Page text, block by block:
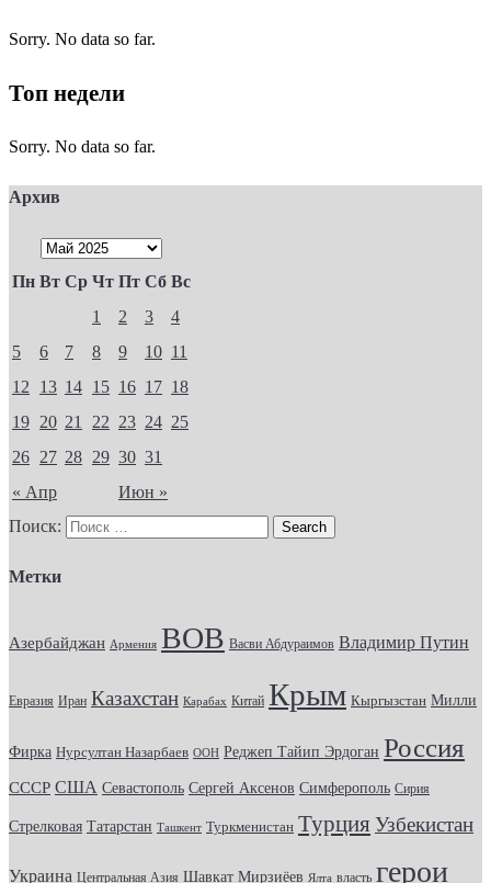
Sorry. No data so far.
Топ недели
Sorry. No data so far.
Архив
Пн Вт Ср Чт Пт Сб Вс
« Апр Июн »
1 2 3
4
5
6 7 8 9 10 11
12
13 14 15 16 17 18
19 20 21 22 23 24 25
26 27 28 29 30 31
Поиск:
Метки
Азербайджан Армения ВОВ Васви Абдураимов Владимир Путин
Евразия Иран Казахстан Карабах Китай Крым Кыргызстан Милли
Фирка Нурсултан Назарбаев ООН Реджеп Тайип Эрдоган Россия
СССР США Севастополь Сергей Аксенов Симферополь Сирия
Стрелковая Татарстан Ташкент Туркменистан Турция Узбекистан
Украина Центральная Азия Шавкат Мирзиёев Ялта власть герои